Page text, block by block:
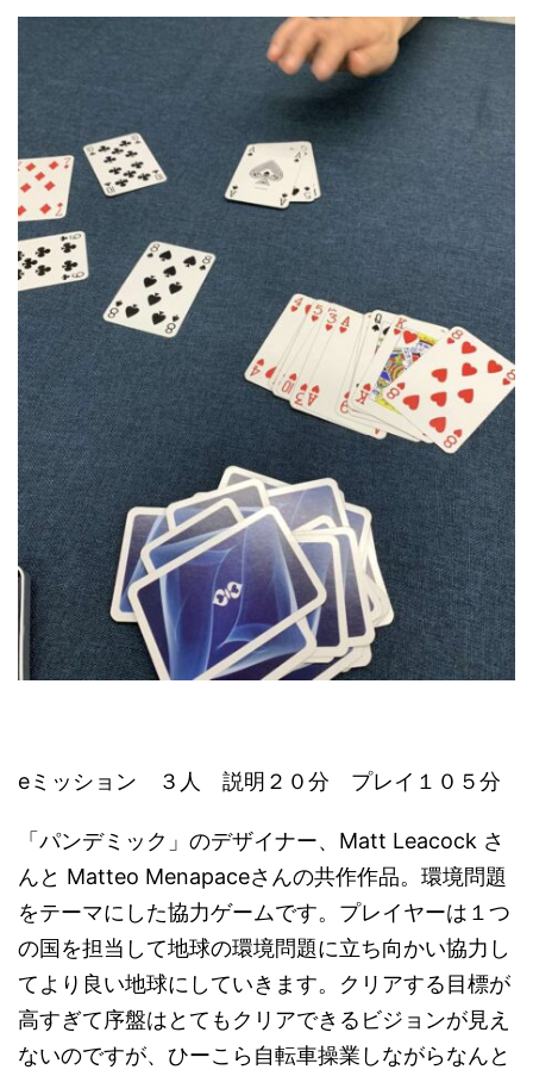
eミッション ３人 説明２０分 プレイ１０５分
「パンデミック」のデザイナー、Matt Leacock さ
んと Matteo Menapaceさんの共作作品。環境問題
をテーマにした協力ゲームです。プレイヤーは１つ
の国を担当して地球の環境問題に立ち向かい協力し
てより良い地球にしていきます。クリアする目標が
高すぎて序盤はとてもクリアできるビジョンが見え
ないのですが、ひーこら自転車操業しながらなんと